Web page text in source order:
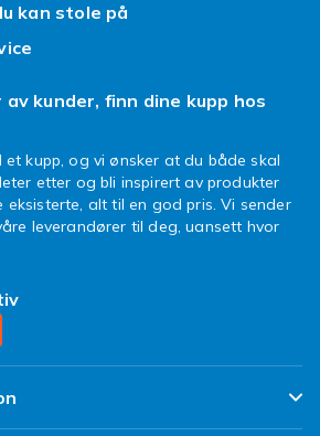
saken din.
er det viktig å ta vare på
slik at skjermen
i fare. Men annet tilbehør
påvirker også hvor godt
seg i en ulykke, et mykt
akkurat som et skall! Og som
gjør det også din Sony
og finere. Slår to fluer i en
kan stole på
av kunder, finn dine kupp hos
kupp, og vi ønsker at du både skal
etter og bli inspirert av produkter
eksisterte, alt til en god pris. Vi sender
leverandører til deg, uansett hvor